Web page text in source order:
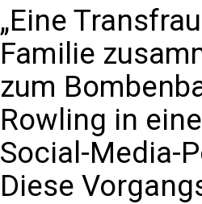
„Eine
Familie
zum
Rowling in
Social-Media-
Diese